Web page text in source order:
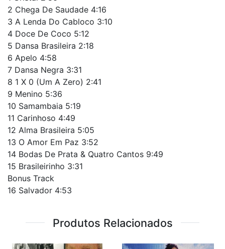
2 Chega De Saudade 4:16
3 A Lenda Do Cabloco 3:10
4 Doce De Coco 5:12
5 Dansa Brasileira 2:18
6 Apelo 4:58
7 Dansa Negra 3:31
8 1 X 0 (Um A Zero) 2:41
9 Menino 5:36
10 Samambaia 5:19
11 Carinhoso 4:49
12 Alma Brasileira 5:05
13 O Amor Em Paz 3:52
14 Bodas De Prata & Quatro Cantos 9:49
15 Brasileirinho 3:31
Bonus Track
16 Salvador 4:53
Produtos Relacionados